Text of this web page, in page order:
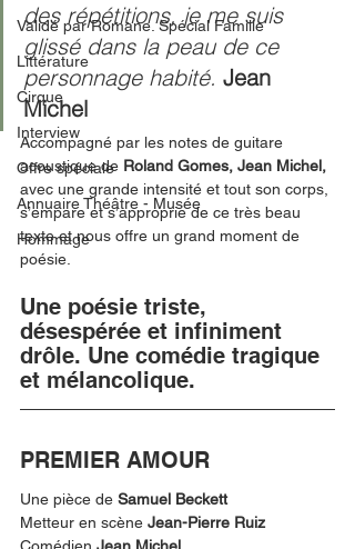
Validé par Romane. Spécial Famille
Littérature
Cirque
Interview
Offre spéciale
Annuaire Théâtre - Musée
Hommage
des répétitions, je me suis
glissé dans la peau de ce
personnage habité. Jean
Michel
Accompagné par les notes de guitare
acoustique de Roland Gomes, Jean Michel,
avec une grande intensité et tout son corps,
s’empare et s’approprie de ce très beau
texte et nous offre un grand moment de
poésie.
Une poésie triste,
désespérée et infiniment
drôle. Une comédie tragique
et mélancolique.
PREMIER AMOUR
Une pièce de Samuel Beckett
Metteur en scène Jean-Pierre Ruiz